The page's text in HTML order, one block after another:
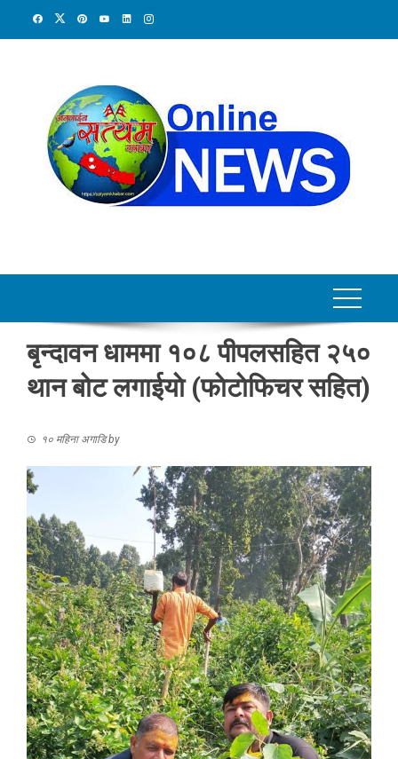
बृन्दावन धाममा १०८ पीपलसहित २५०
थान बोट लगाईयाे (फाेटाेफिचर सहित)
१० महिना अगाडिby